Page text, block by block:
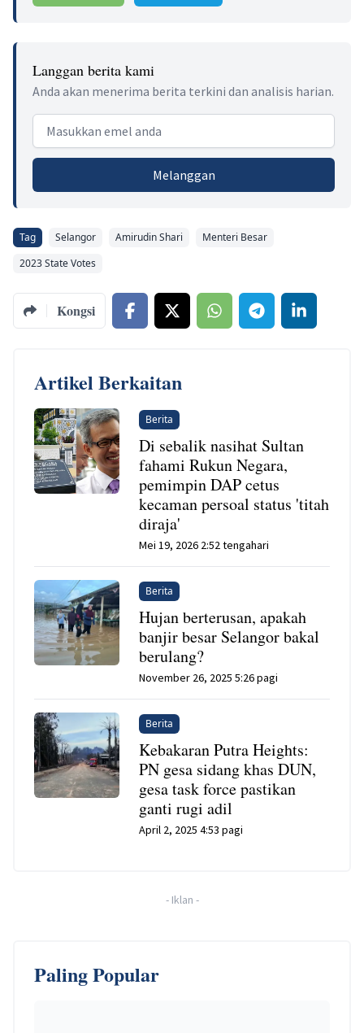
Langgan berita kami
Anda akan menerima berita terkini dan analisis harian.
Email address
Melanggan
Tag Selangor Amirudin Shari
Menteri Besar
2023 State Votes
Kongsi
Artikel Berkaitan
Berita
Di sebalik nasihat Sultan
fahami Rukun Negara,
pemimpin DAP cetus
kecaman persoal status 'titah
diraja'
Mei 19, 2026 2:52 tengahari
Berita
Hujan berterusan, apakah
banjir besar Selangor bakal
berulang?
November 26, 2025 5:26 pagi
Berita
Kebakaran Putra Heights:
PN gesa sidang khas DUN,
gesa task force pastikan
ganti rugi adil
April 2, 2025 4:53 pagi
- Iklan -
Paling Popular